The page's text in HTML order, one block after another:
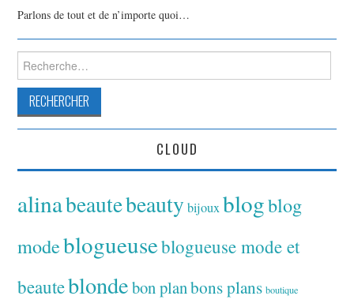
Parlons de tout et de n’importe quoi…
Rechercher :
CLOUD
alinabeautebeauty bijoux blogblog
modeblogueuseblogueuse mode et
beauteblondebon planbons plans boutique